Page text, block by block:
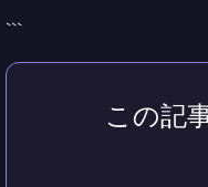
```
この記